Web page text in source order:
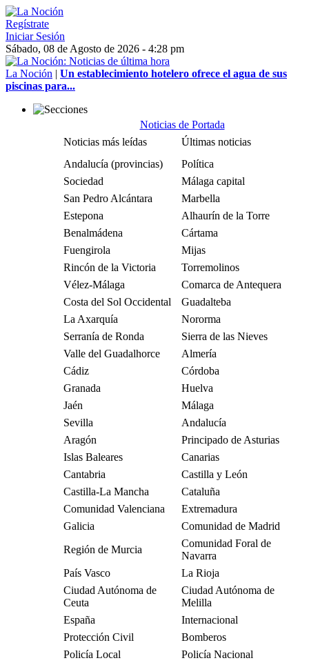
Regístrate
Iniciar Sesión
Sábado, 08 de Agosto de 2026 - 4:28 pm
La Noción | Un establecimiento hotelero ofrece el agua de sus
piscinas para...
Noticias de Portada
Noticias más leídas
Últimas noticias
Andalucía (provincias)
Política
Sociedad
Málaga capital
San Pedro Alcántara
Marbella
Estepona
Alhaurín de la Torre
Benalmádena
Cártama
Fuengirola
Mijas
Rincón de la Victoria
Torremolinos
Vélez-Málaga
Comarca de Antequera
Costa del Sol Occidental
Guadalteba
La Axarquía
Nororma
Serranía de Ronda
Sierra de las Nieves
Valle del Guadalhorce
Almería
Cádiz
Córdoba
Granada
Huelva
Jaén
Málaga
Sevilla
Andalucía
Aragón
Principado de Asturias
Islas Baleares
Canarias
Cantabria
Castilla y León
Castilla-La Mancha
Cataluña
Comunidad Valenciana
Extremadura
Galicia
Comunidad de Madrid
Región de Murcia
Comunidad Foral de
Navarra
País Vasco
La Rioja
Ciudad Autónoma de
Ceuta
Ciudad Autónoma de
Melilla
España
Internacional
Protección Civil
Bomberos
Policía Local
Policía Nacional